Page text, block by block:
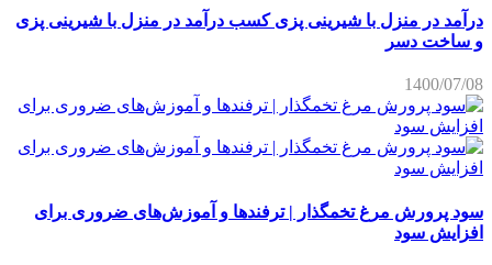
درآمد در منزل با شیرینی پزی کسب درآمد در منزل با شیرینی پزی
و ساخت دسر
1400/07/08
سود پرورش مرغ تخمگذار | ترفندها و آموزش‌های ضروری برای
افزایش سود